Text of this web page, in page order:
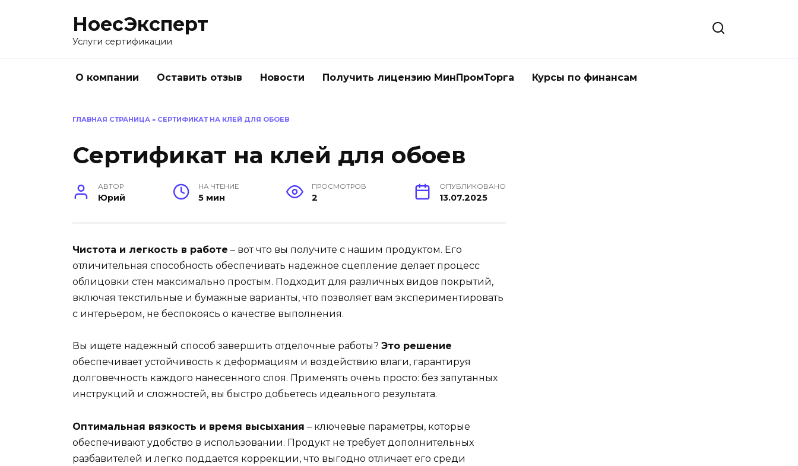
НоесЭксперт
Услуги сертификации
О компании Оставить отзыв Новости Получить лицензию МинПромТорга Курсы по финансам
ГЛАВНАЯ СТРАНИЦА » СЕРТИФИКАТ НА КЛЕЙ ДЛЯ ОБОЕВ
Сертификат на клей для обоев
АВТОР
Юрий
НА ЧТЕНИЕ
5 мин
ПРОСМОТРОВ
2
ОПУБЛИКОВАНО
13.07.2025
Чистота и легкость в работе – вот что вы получите с нашим продуктом. Его
отличительная способность обеспечивать надежное сцепление делает процесс
облицовки стен максимально простым. Подходит для различных видов покрытий,
включая текстильные и бумажные варианты, что позволяет вам экспериментировать
с интерьером, не беспокоясь о качестве выполнения.
Вы ищете надежный способ завершить отделочные работы? Это решение
обеспечивает устойчивость к деформациям и воздействию влаги, гарантируя
долговечность каждого нанесенного слоя. Применять очень просто: без запутанных
инструкций и сложностей, вы быстро добьетесь идеального результата.
Оптимальная вязкость и время высыхания – ключевые параметры, которые
обеспечивают удобство в использовании. Продукт не требует дополнительных
разбавителей и легко поддается коррекции, что выгодно отличает его среди